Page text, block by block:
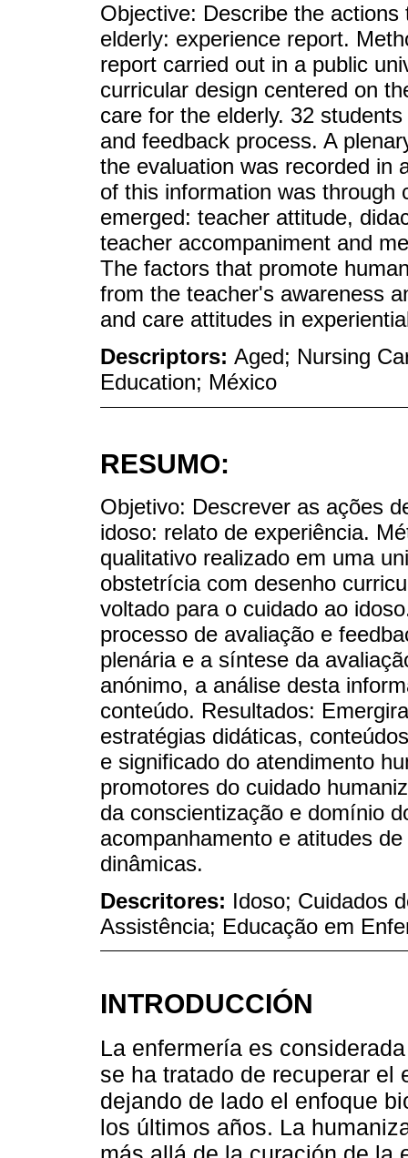
Objective: Describe the
elderly: experience report.
report carried out in a public
curricular design centered on
care for the elderly. 32
and feedback process. A
the evaluation was recorded in
of this information was through
emerged: teacher attitude,
teacher accompaniment and
The factors that promote
from the teacher's awareness
and care attitudes in
Descriptors: Aged; Nursing
Education; México
RESUMO:
Objetivo: Descrever as ações
idoso: relato de experiência.
qualitativo realizado em uma
obstetrícia com desenho
voltado para o cuidado ao
processo de avaliação e
plenária e a síntese da
anónimo, a análise desta
conteúdo. Resultados:
estratégias didáticas,
e significado do atendimento
promotores do cuidado
da conscientização e domínio
acompanhamento e atitudes
dinâmicas.
Descritores: Idoso; Cuidados
Assistência; Educação em
INTRODUCCIÓN
La enfermería es
se ha tratado de recuperar
dejando de lado el enfoque
los últimos años. La